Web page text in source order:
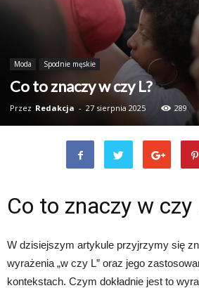
Moda Spodnie męskie
Co to znaczy w czy L?
Przez Redakcja - 27 sierpnia 2025 289
Co to znaczy w czy
W dzisiejszym artykule przyjrzymy się
wyrażenia „w czy L” oraz jego
kontekstach. Czym dokładnie jest to